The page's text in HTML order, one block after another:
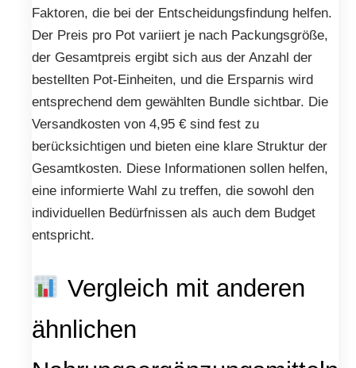
Faktoren, die bei der Entscheidungsfindung helfen.
Der Preis pro Pot variiert je nach Packungsgröße,
der Gesamtpreis ergibt sich aus der Anzahl der
bestellten Pot-Einheiten, und die Ersparnis wird
entsprechend dem gewählten Bundle sichtbar. Die
Versandkosten von 4,95 € sind fest zu
berücksichtigen und bieten eine klare Struktur der
Gesamtkosten. Diese Informationen sollen helfen,
eine informierte Wahl zu treffen, die sowohl den
individuellen Bedürfnissen als auch dem Budget
entspricht.
Vergleich mit anderen
ähnlichen